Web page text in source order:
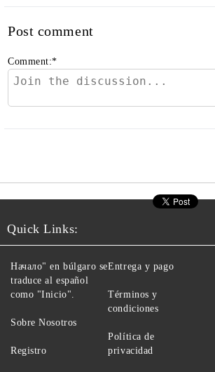
Post comment
Comment:*
Quick Links:
Начало" en búlgaro se
traduce al español
como "Inicio".
Sobre Nosotros
Registro
Entrega y pago
Términos y
condiciones
Política de
privacidad